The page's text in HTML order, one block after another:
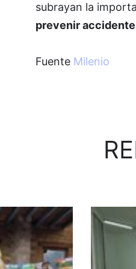
subrayan la
prevenir
Fuente Milenio